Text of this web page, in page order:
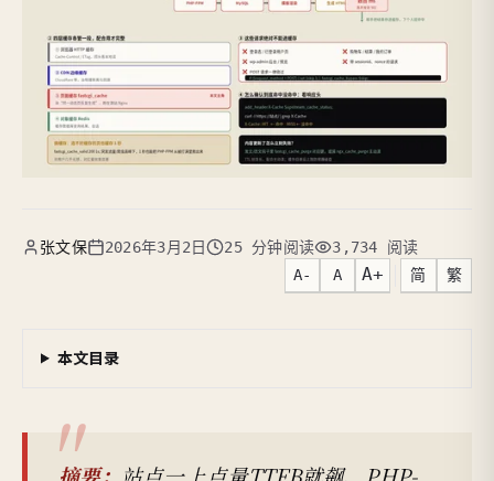
张文保 2026年3月2日 25 分钟阅读
3,734 阅读
A-
A A+ 简 繁
本文目录
摘要： 站点一上点量TTFB就飙、PHP-